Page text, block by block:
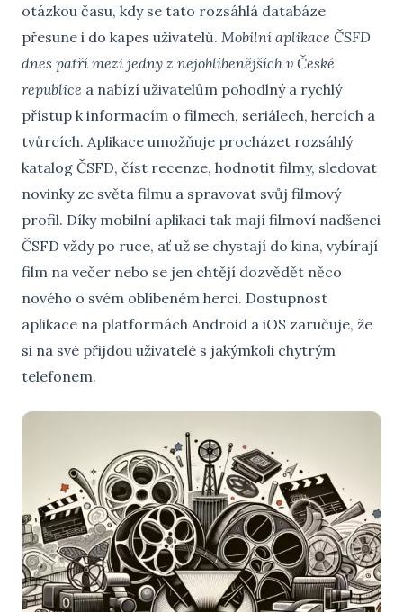
otázkou času, kdy se tato rozsáhlá databáze
přesune i do kapes uživatelů. Mobilní aplikace ČSFD
dnes patří mezi jedny z nejoblíbenějších v České
republice a nabízí uživatelům pohodlný a rychlý
přístup k informacím o filmech, seriálech, hercích a
tvůrcích. Aplikace umožňuje procházet rozsáhlý
katalog ČSFD, číst recenze, hodnotit filmy, sledovat
novinky ze světa filmu a spravovat svůj filmový
profil. Díky mobilní aplikaci tak mají filmoví nadšenci
ČSFD vždy po ruce, ať už se chystají do kina, vybírají
film na večer nebo se jen chtějí dozvědět něco
nového o svém oblíbeném herci. Dostupnost
aplikace na platformách Android a iOS zaručuje, že
si na své přijdou uživatelé s jakýmkoli chytrým
telefonem.